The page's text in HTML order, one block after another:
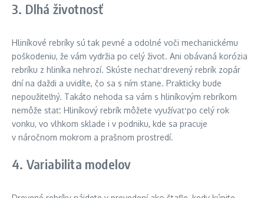
3. Dlhá životnosť
Hliníkové rebríky sú tak pevné a odolné voči mechanickému
poškodeniu, že vám vydržia po celý život. Ani obávaná korózia
rebríku z hliníka nehrozí. Skúste nechať drevený rebrík zopár
dní na daždi a uvidíte, čo sa s ním stane. Prakticky bude
nepoužiteľný. Takáto nehoda sa vám s hliníkovým rebríkom
nemôže stať. Hliníkový rebrík môžete využívať po celý rok
vonku, vo vlhkom sklade i v podniku, kde sa pracuje
v náročnom mokrom a prašnom prostredí.
4. Variabilita modelov